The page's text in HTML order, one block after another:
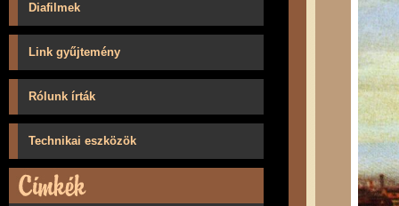
Diafilmek
Link gyűjtemény
Rólunk írták
Technikai eszközök